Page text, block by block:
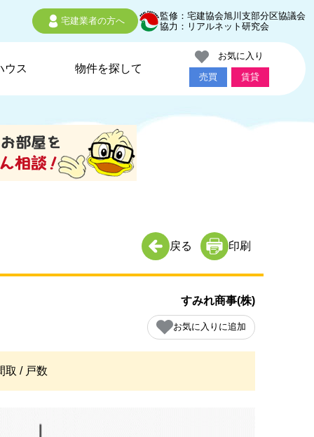
宅建業者の方へ
監修：宅建協会旭川支部分区協議会
協力：リアルネット研究会
ウス 物件を探して
お気に入り
売買
賃貸
戻る 印刷
すみれ商事(株)
お気に入りに追加
取 / 戸数